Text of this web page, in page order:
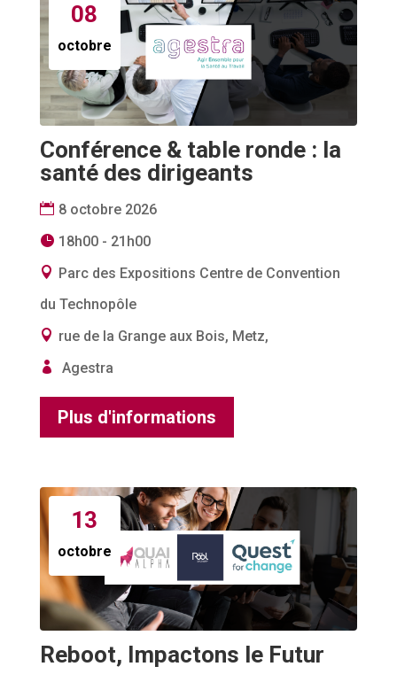
08
octobre
Conférence & table ronde : la
santé des dirigeants
8 octobre 2026
18h00 - 21h00
Parc des Expositions Centre de Convention
du Technopôle
rue de la Grange aux Bois, Metz,
Agestra
Plus d'informations
13
octobre
Reboot, Impactons le Futur